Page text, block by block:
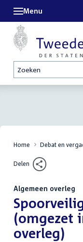
Zoeken
Menu
Home Debat en
Delen
Algemeen overleg
:
(omgezet
overleg)